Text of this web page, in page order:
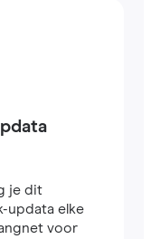
je dit
updata elke
voor